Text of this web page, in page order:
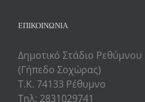
ΕΠΙΚΟΙΝΩΝΙΑ
Δημοτικό Στάδιο Ρεθύμνου
(Γήπεδο Σοχώρας)
Τ.Κ. 74133 Ρέθυμνο
Τηλ: 2831029741